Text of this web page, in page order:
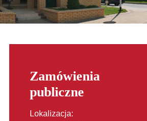
Zamówienia
publiczne
Lokalizacja: